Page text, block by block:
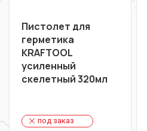
Пистолет для
герметика
KRAFTOOL
усиленный
скелетный 320мл
под заказ